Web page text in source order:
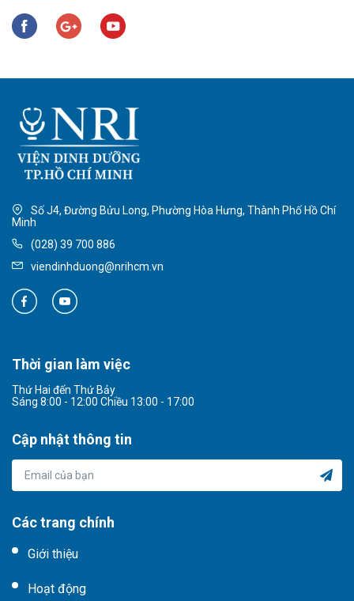
Số J4, Đường Bửu Long, Phường Hòa Hưng, Thành Phố Hồ Chí
Minh
(028) 39 700 886
viendinhduong@nrihcm.vn
Thời gian làm việc
Thứ Hai đến Thứ Bảy
Sáng 8:00 - 12:00 Chiều 13:00 - 17:00
Cập nhật thông tin
Các trang chính
Giới thiệu
Hoạt động